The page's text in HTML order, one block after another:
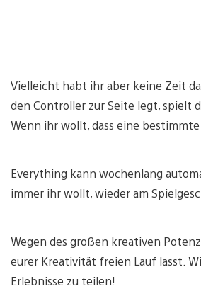
Vielleicht habt ihr aber keine Zeit
den Controller zur Seite legt, spielt
Wenn ihr wollt, dass eine
Everything kann wochenlang
immer ihr wollt, wieder am
Wegen des großen kreativen
eurer Kreativität freien Lauf lasst.
Erlebnisse zu teilen!